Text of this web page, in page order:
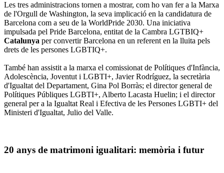
Les tres administracions tornen a mostrar, com ho van fer a la Marxa
de l'Orgull de Washington, la seva implicació en la candidatura de
Barcelona com a seu de la WorldPride 2030. Una iniciativa
impulsada pel Pride Barcelona, entitat de la Cambra LGTBIQ+
Catalunya per convertir Barcelona en un referent en la lluita pels
drets de les persones LGBTIQ+.
També han assistit a la marxa el comissionat de Polítiques d'Infància,
Adolescència, Joventut i LGBTI+, Javier Rodríguez, la secretària
d'Igualtat del Departament, Gina Pol Borràs; el director general de
Polítiques Públiques LGBTI+, Alberto Lacasta Huelin; i el director
general per a la Igualtat Real i Efectiva de les Persones LGBTI+ del
Ministeri d'Igualtat, Julio del Valle.
20 anys de matrimoni igualitari: memòria i futur